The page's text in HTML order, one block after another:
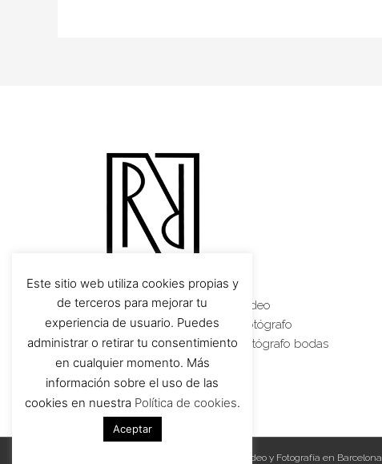
Vídeo boda Barcelona
Vídeo
corporativo Barcelona
Fotógrafo
profesional Barcelona– Fotógrafo bodas
Barcelona
© 2019 RR Producción Audiovisual. Vídeo y Fotografía en Barcelona
Este sitio web utiliza cookies propias y
de terceros para mejorar tu
experiencia de usuario. Puedes
administrar o retirar tu consentimiento
en cualquier momento. Más
información sobre el uso de las
cookies en nuestra Política de cookies.
Aceptar